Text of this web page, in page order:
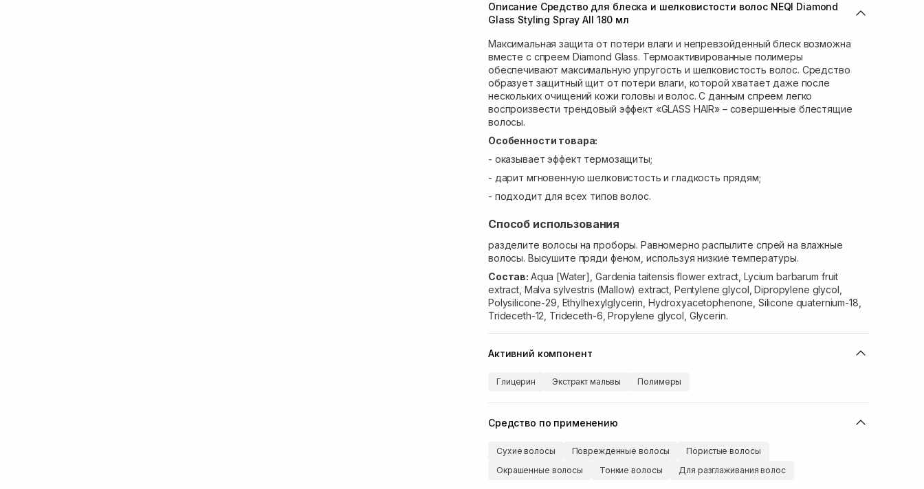
Самовывоз г. Ровно, ул. Кулика и Гудачека 23 (ТЦ Экватор) В наличии
Описание Средство для блеска и шелковистости волос NEQI Diamond
Glass Styling Spray All 180 мл
Максимальная защита от потери влаги и непревзойденный блеск возможна
вместе с спреем Diamond Glass. Термоактивированные полимеры
обеспечивают максимальную упругость и шелковистость волос. Средство
образует защитный щит от потери влаги, которой хватает даже после
нескольких очищений кожи головы и волос. С данным спреем легко
воспроизвести трендовый эффект «GLASS HAIR» – совершенные блестящие
волосы.
Особенности товара:
- оказывает эффект термозащиты;
- дарит мгновенную шелковистость и гладкость прядям;
- подходит для всех типов волос.
Способ использования
разделите волосы на проборы. Равномерно распылите спрей на влажные
волосы. Высушите пряди феном, используя низкие температуры.
Состав: Aqua [Water], Gardenia taitensis flower extract, Lycium barbarum fruit
extract, Malva sylvestris (Mallow) extract, Pentylene glycol, Dipropylene glycol,
Polysilicone-29, Ethylhexylglycerin, Hydroxyacetophenone, Silicone quaternium-18,
Trideceth-12, Trideceth-6, Propylene glycol, Glycerin.
Активний компонент
Глицерин Экстракт мальвы Полимеры
Средство по применению
Сухие волосы Поврежденные волосы
Пористые волосы
Окрашенные волосы
Тонкие волосы Для разглаживания волос